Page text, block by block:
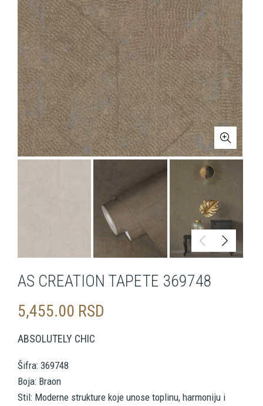
AS CREATION TAPETE 369748
5,455.00 RSD
ABSOLUTELY CHIC
Šifra: 369748
Boja: Braon
Stil: Moderne strukture koje unose toplinu, harmoniju i